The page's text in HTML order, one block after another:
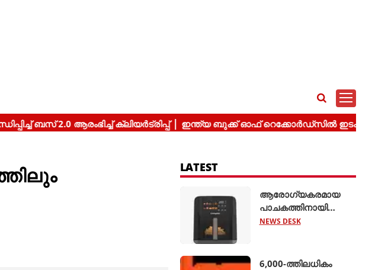
LATEST
ആരോഗ്യകരമായ
പാചകത്തിനായി
'അമിയോ എഡ്ജ് 5
ക്രോംപ്റ്റൺ
NEWS DESK
6,000-ത്തിലധികം